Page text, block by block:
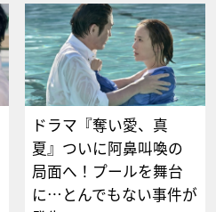
ドラマ『奪い愛、真
夏』ついに阿鼻叫喚の
局面へ！プールを舞台
に…とんでもない事件が